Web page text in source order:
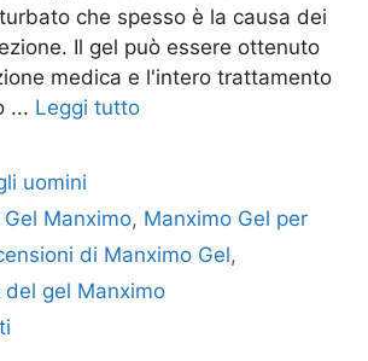
che spesso è la causa dei
Il gel può essere ottenuto
medica e l'intero trattamento
... Leggi tutto
uomini
Manximo, Manximo Gel per
di Manximo Gel,
del gel Manximo